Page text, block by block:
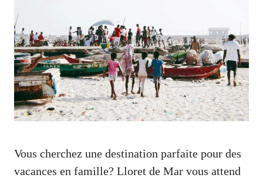
Vous cherchez une destination parfaite pour des
vacances en famille? Lloret de Mar vous attend